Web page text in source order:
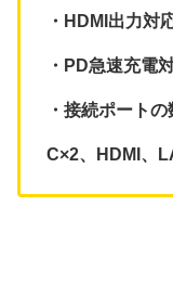
・HDMI出力対
・PD急速充電
・接続ポート
C×2、HDMI、